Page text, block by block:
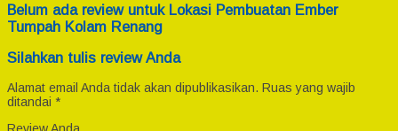
Belum ada review untuk Lokasi Pembuatan Ember
Tumpah Kolam Renang
Silahkan tulis review Anda
Alamat email Anda tidak akan dipublikasikan. Ruas yang wajib
ditandai *